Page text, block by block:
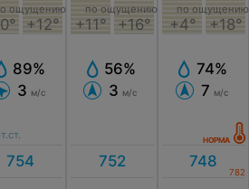
+12°
ощущению
89%
3 м/с
+11° +16°
по ощущению
56%
3 м/с
+4° +18°
по ощущению
74%
7 м/с